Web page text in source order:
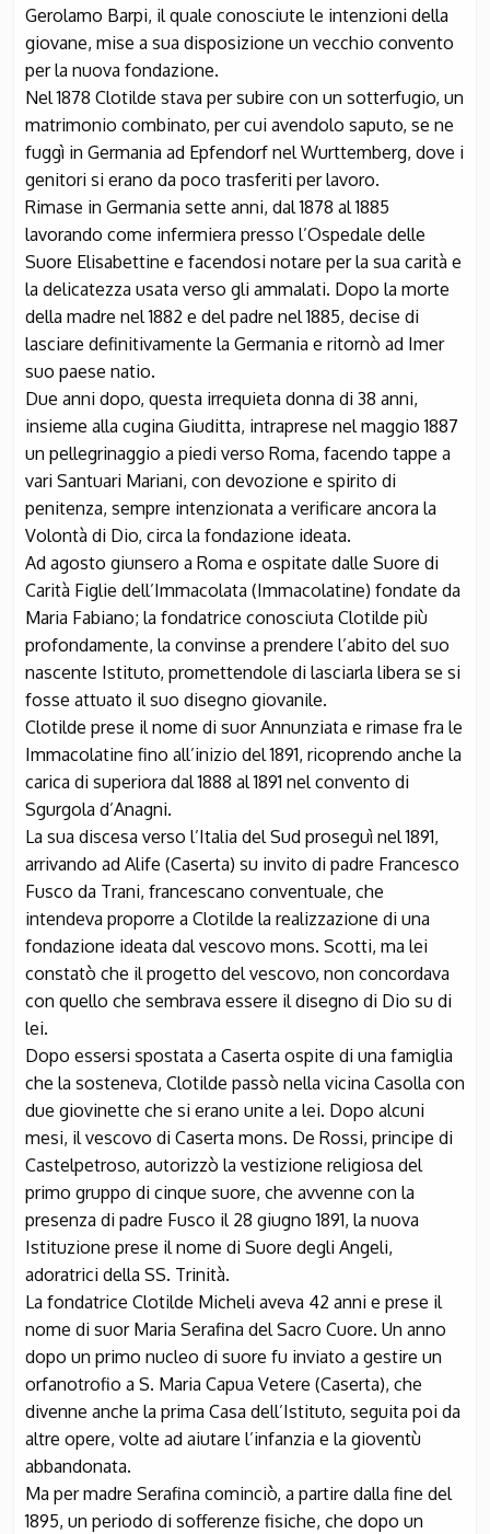
Gerolamo Barpi, il quale conosciute le intenzioni della
giovane, mise a sua disposizione un vecchio convento
per la nuova fondazione.
Nel 1878 Clotilde stava per subire con un sotterfugio, un
matrimonio combinato, per cui avendolo saputo, se ne
fuggì in Germania ad Epfendorf nel Wurttemberg, dove i
genitori si erano da poco trasferiti per lavoro.
Rimase in Germania sette anni, dal 1878 al 1885
lavorando come infermiera presso l’Ospedale delle
Suore Elisabettine e facendosi notare per la sua carità e
la delicatezza usata verso gli ammalati. Dopo la morte
della madre nel 1882 e del padre nel 1885, decise di
lasciare definitivamente la Germania e ritornò ad Imer
suo paese natio.
Due anni dopo, questa irrequieta donna di 38 anni,
insieme alla cugina Giuditta, intraprese nel maggio 1887
un pellegrinaggio a piedi verso Roma, facendo tappe a
vari Santuari Mariani, con devozione e spirito di
penitenza, sempre intenzionata a verificare ancora la
Volontà di Dio, circa la fondazione ideata.
Ad agosto giunsero a Roma e ospitate dalle Suore di
Carità Figlie dell’Immacolata (Immacolatine) fondate da
Maria Fabiano; la fondatrice conosciuta Clotilde più
profondamente, la convinse a prendere l’abito del suo
nascente Istituto, promettendole di lasciarla libera se si
fosse attuato il suo disegno giovanile.
Clotilde prese il nome di suor Annunziata e rimase fra le
Immacolatine fino all’inizio del 1891, ricoprendo anche la
carica di superiora dal 1888 al 1891 nel convento di
Sgurgola d’Anagni.
La sua discesa verso l’Italia del Sud proseguì nel 1891,
arrivando ad Alife (Caserta) su invito di padre Francesco
Fusco da Trani, francescano conventuale, che
intendeva proporre a Clotilde la realizzazione di una
fondazione ideata dal vescovo mons. Scotti, ma lei
constatò che il progetto del vescovo, non concordava
con quello che sembrava essere il disegno di Dio su di
lei.
Dopo essersi spostata a Caserta ospite di una famiglia
che la sosteneva, Clotilde passò nella vicina Casolla con
due giovinette che si erano unite a lei. Dopo alcuni
mesi, il vescovo di Caserta mons. De Rossi, principe di
Castelpetroso, autorizzò la vestizione religiosa del
primo gruppo di cinque suore, che avvenne con la
presenza di padre Fusco il 28 giugno 1891, la nuova
Istituzione prese il nome di Suore degli Angeli,
adoratrici della SS. Trinità.
La fondatrice Clotilde Micheli aveva 42 anni e prese il
nome di suor Maria Serafina del Sacro Cuore. Un anno
dopo un primo nucleo di suore fu inviato a gestire un
orfanotrofio a S. Maria Capua Vetere (Caserta), che
divenne anche la prima Casa dell’Istituto, seguita poi da
altre opere, volte ad aiutare l’infanzia e la gioventù
abbandonata.
Ma per madre Serafina cominciò, a partire dalla fine del
1895, un periodo di sofferenze fisiche, che dopo un